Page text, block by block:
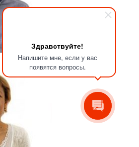
Здравствуйте!
Напишите мне, если у вас
появятся вопросы.